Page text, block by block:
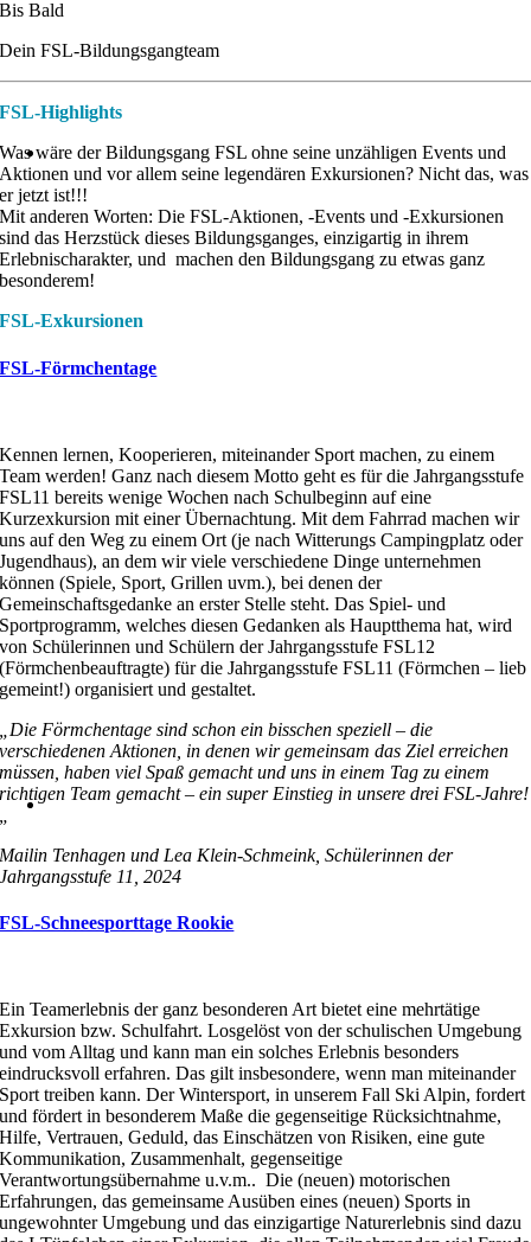
Bis Bald
Dein FSL-Bildungsgangteam
FSL-Highlights
Was wäre der Bildungsgang FSL ohne seine unzähligen Events und
Aktionen und vor allem seine legendären Exkursionen? Nicht das, was
er jetzt ist!!!
Mit anderen Worten: Die FSL-Aktionen, -Events und -Exkursionen
sind das Herzstück dieses Bildungsganges, einzigartig in ihrem
Erlebnischarakter, und machen den Bildungsgang zu etwas ganz
besonderem!
FSL-Exkursionen
FSL-Förmchentage
Kennen lernen, Kooperieren, miteinander Sport machen, zu einem
Team werden! Ganz nach diesem Motto geht es für die Jahrgangsstufe
FSL11 bereits wenige Wochen nach Schulbeginn auf eine
Kurzexkursion mit einer Übernachtung. Mit dem Fahrrad machen wir
uns auf den Weg zu einem Ort (je nach Witterungs Campingplatz oder
Jugendhaus), an dem wir viele verschiedene Dinge unternehmen
können (Spiele, Sport, Grillen uvm.), bei denen der
Gemeinschaftsgedanke an erster Stelle steht. Das Spiel- und
Sportprogramm, welches diesen Gedanken als Hauptthema hat, wird
von Schülerinnen und Schülern der Jahrgangsstufe FSL12
(Förmchenbeauftragte) für die Jahrgangsstufe FSL11 (Förmchen – lieb
gemeint!) organisiert und gestaltet.
„Die Förmchentage sind schon ein bisschen speziell – die
verschiedenen Aktionen, in denen wir gemeinsam das Ziel erreichen
müssen, haben viel Spaß gemacht und uns in einem Tag zu einem
richtigen Team gemacht – ein super Einstieg in unsere drei FSL-Jahre!
Mailin Tenhagen und Lea Klein-Schmeink, Schülerinnen der
Jahrgangsstufe 11, 2024
FSL-Schneesporttage Rookie
Ein Teamerlebnis der ganz besonderen Art bietet eine mehrtätige
Exkursion bzw. Schulfahrt. Losgelöst von der schulischen Umgebung
und vom Alltag und kann man ein solches Erlebnis besonders
eindrucksvoll erfahren. Das gilt insbesondere, wenn man miteinander
Sport treiben kann. Der Wintersport, in unserem Fall Ski Alpin, fordert
und fördert in besonderem Maße die gegenseitige Rücksichtnahme,
Hilfe, Vertrauen, Geduld, das Einschätzen von Risiken, eine gute
Kommunikation, Zusammenhalt, gegenseitige
Verantwortungsübernahme u.v.m.. Die (neuen) motorischen
Erfahrungen, das gemeinsame Ausüben eines (neuen) Sports in
ungewohnter Umgebung und das einzigartige Naturerlebnis sind dazu